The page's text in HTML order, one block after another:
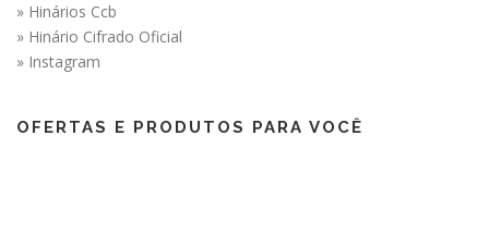
» Hinários Ccb
» Hinário Cifrado Oficial
» Instagram
OFERTAS E PRODUTOS PARA VOCÊ